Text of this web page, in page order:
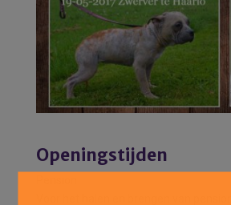
Openingstijden
Voor het halen en brengen van